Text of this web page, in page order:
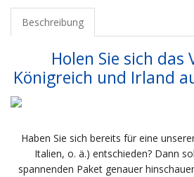
Beschreibung
Holen Sie sich das
Königreich und Irland
Haben Sie sich bereits für eine
Italien, o. ä.) entschieden? Dann
spannenden Paket genauer